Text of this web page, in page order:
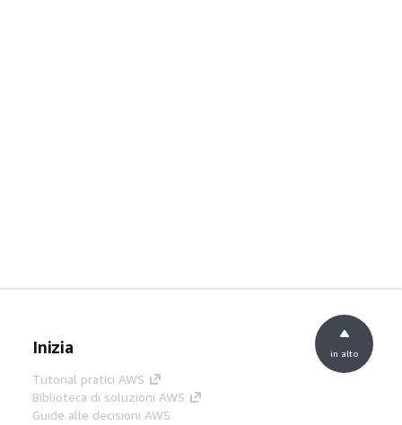
Inizia
Tutorial pratici AWS
Biblioteca di soluzioni AWS
Guide alle decisioni AWS
in alto